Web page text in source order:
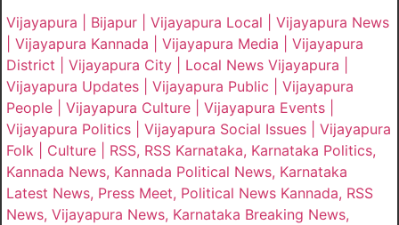
Vijayapura | Bijapur | Vijayapura Local | Vijayapura News
| Vijayapura Kannada | Vijayapura Media | Vijayapura
District | Vijayapura City | Local News Vijayapura |
Vijayapura Updates | Vijayapura Public | Vijayapura
People | Vijayapura Culture | Vijayapura Events |
Vijayapura Politics | Vijayapura Social Issues | Vijayapura
Folk | Culture | RSS, RSS Karnataka, Karnataka Politics,
Kannada News, Kannada Political News, Karnataka
Latest News, Press Meet, Political News Kannada, RSS
News, Vijayapura News, Karnataka Breaking News,